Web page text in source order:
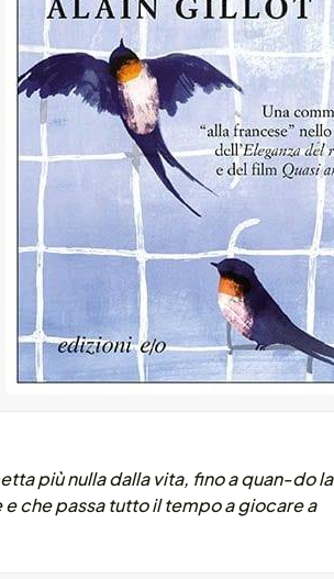
più nulla dalla vita, fino a quan-do la
che passa tutto il tempo a giocare a